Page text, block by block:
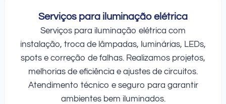
Serviços para iluminação elétrica
Serviços para iluminação elétrica com
instalação, troca de lâmpadas, luminárias, LEDs,
spots e correção de falhas. Realizamos projetos,
melhorias de eficiência e ajustes de circuitos.
Atendimento técnico e seguro para garantir
ambientes bem iluminados.